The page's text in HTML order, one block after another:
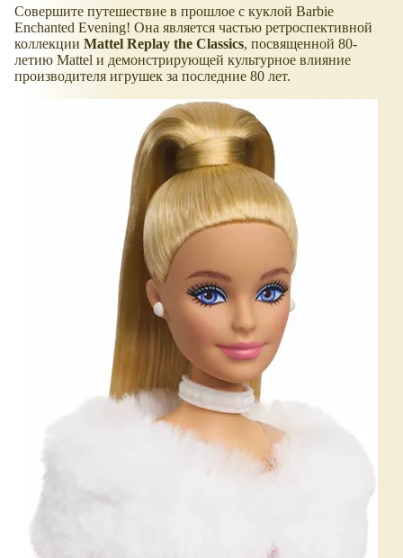
Совершите путешествие в прошлое с куклой Barbie
Enchanted Evening! Она является частью ретроспективной
коллекции Mattel Replay the Classics, посвященной 80-
летию Mattel и демонстрирующей культурное влияние
производителя игрушек за последние 80 лет.